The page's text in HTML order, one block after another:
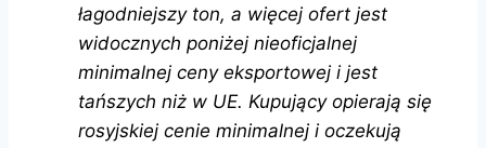
łagodniejszy ton, a więcej ofert jest
widocznych poniżej nieoficjalnej
minimalnej ceny eksportowej i jest
tańszych niż w UE. Kupujący opierają się
rosyjskiej cenie minimalnej i oczekują